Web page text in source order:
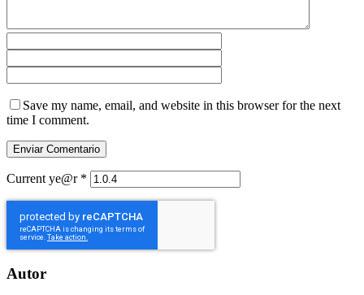
Save my name, email, and website in this browser for the next
time I comment.
Current ye@r *
Autor